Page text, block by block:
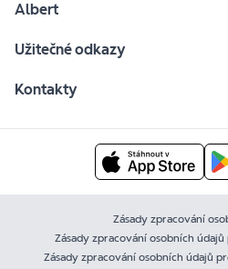
Albert
Užitečné odkazy
Kontakty
Zásady zpracování
Zásady zpracování osobních
Zásady zpracování osobních údajů